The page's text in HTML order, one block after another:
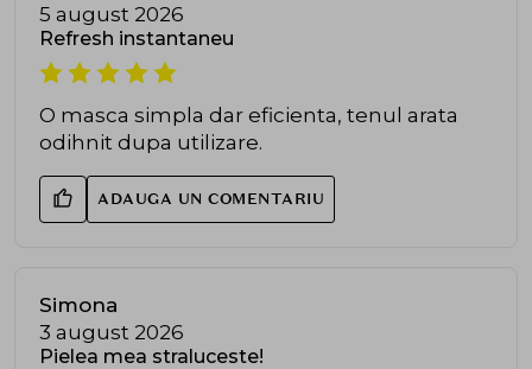
5 august 2026
Refresh instantaneu
O masca simpla dar eficienta, tenul arata
odihnit dupa utilizare.
ADAUGA UN COMENTARIU
Simona
3 august 2026
Pielea mea straluceste!